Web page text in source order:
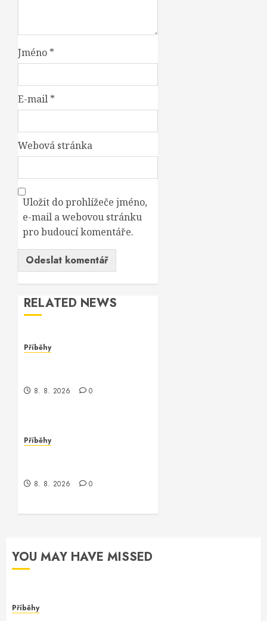
Jméno *
E-mail *
Webová stránka
Uložit do prohlížeče jméno,
e-mail a webovou stránku
pro budoucí komentáře.
RELATED NEWS
Příběhy
8. 8. 2026 0
Příběhy
8. 8. 2026 0
YOU MAY HAVE MISSED
Příběhy